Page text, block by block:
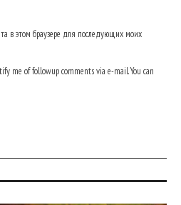
в этом браузере для последующих моих
me of followup comments via e-mail. You can